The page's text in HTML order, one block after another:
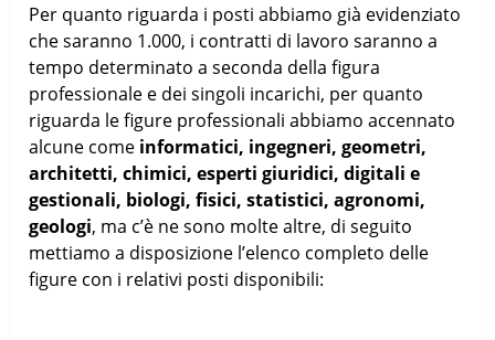
Per quanto riguarda i posti abbiamo già evidenziato
che saranno 1.000, i contratti di lavoro saranno a
tempo determinato a seconda della figura
professionale e dei singoli incarichi, per quanto
riguarda le figure professionali abbiamo accennato
alcune come informatici, ingegneri, geometri,
architetti, chimici, esperti giuridici, digitali e
gestionali, biologi, fisici, statistici, agronomi,
geologi, ma c’è ne sono molte altre, di seguito
mettiamo a disposizione l’elenco completo delle
figure con i relativi posti disponibili: